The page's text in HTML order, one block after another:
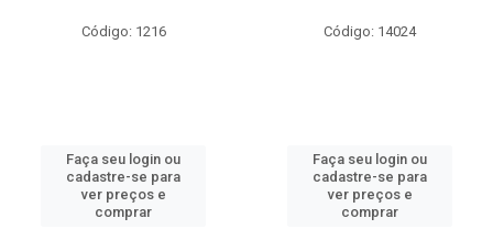
Código: 1216
Faça seu login ou
cadastre-se para
ver preços e
comprar
Código: 14024
Faça seu login ou
cadastre-se para
ver preços e
comprar